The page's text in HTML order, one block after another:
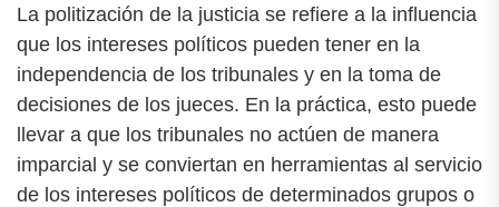
La politización de la justicia se refiere a la influencia
que los intereses políticos pueden tener en la
independencia de los tribunales y en la toma de
decisiones de los jueces. En la práctica, esto puede
llevar a que los tribunales no actúen de manera
imparcial y se conviertan en herramientas al servicio
de los intereses políticos de determinados grupos o